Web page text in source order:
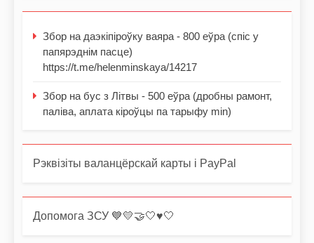
Збор на даэкіпіроўку ваяра - 800 еўра (спіс у
папярэднім пасце)
https://t.me/helenminskaya/14217
Збор на бус з Літвы - 500 еўра (дробны рамонт,
паліва, аплата кіроўцы па тарыфу min)
Рэквізіты валанцёрскай карты і PayPal
Допомога ЗСУ 💙💛🤝🤍♥️🤍